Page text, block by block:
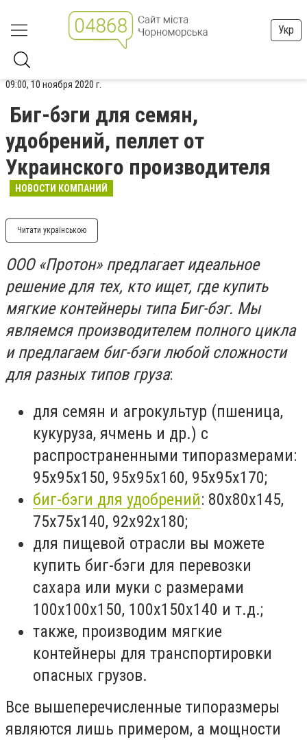
Укр
09:00, 10 ноября 2020 г.
Биг-бэги для семян,
удобрений, пеллет от
Украинского производителя
НОВОСТИ КОМПАНИЙ
Читати українською
ООО «Протон» предлагает идеальное
решение для тех, кто ищет, где купить
мягкие контейнеры типа Биг-бэг. Мы
являемся производителем полного цикла
и предлагаем биг-бэгилюбой сложности
для разных типов груза:
для семян и агрокультур (пшеница,
кукуруза, ячмень и др.) с
распространенными типоразмерами:
95х95х150, 95х95х160, 95х95х170;
биг-бэги для удобрений: 80х80х145,
75х75х140, 92х92х180;
для пищевой отрасли вы можете
купить биг-бэги для перевозки
сахара или муки с размерами
100х100х150, 100х150х140 и т.д.;
также, производим мягкие
контейнеры для транспортировки
опасных грузов.
Все вышеперечисленные типоразмеры
являются лишь примером, а мощности